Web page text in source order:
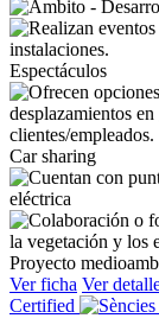
Espectáculos
Car sharing
eléctrica
Proyecto
Ver ficha Ver
Certified